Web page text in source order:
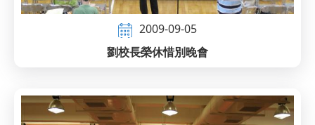
2009-09-05
劉校長榮休惜別晚會